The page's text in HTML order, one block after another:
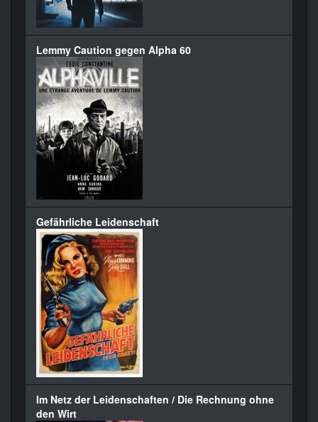
Lemmy Caution gegen Alpha 60
Gefährliche Leidenschaft
Im Netz der Leidenschaften / Die Rechnung ohne
den Wirt